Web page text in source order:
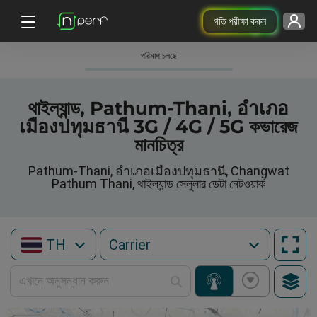
গতি পরীক্ষা করুন
পরিমাপ চলছে
থাইল্যান্ড, Pathum-Thani, อำเภอ
เมืองปทุมธานี 3G / 4G / 5G কভারেজ
মানচিত্র
Pathum-Thani, อำเภอเมืองปทุมธานี, Changwat
Pathum Thani, থাইল্যান্ড সেলুলার ডেটা নেটওয়ার্ক
TH